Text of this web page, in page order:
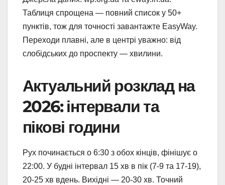
Таблиця спрощена — повний список у 50+
пунктів, тож для точності завантажте EasyWay.
Переходи плавні, але в центрі уважно: від
слобідських до проспекту — хвилини.
Актуальний розклад на
2026: інтервали та
пікові години
Рух починається о 6:30 з обох кінців, фінішує о
22:00. У будні інтервал 15 хв в пік (7-9 та 17-19),
20-25 хв вдень. Вихідні — 20-30 хв. Точний